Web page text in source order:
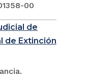
00
de
de Extinción